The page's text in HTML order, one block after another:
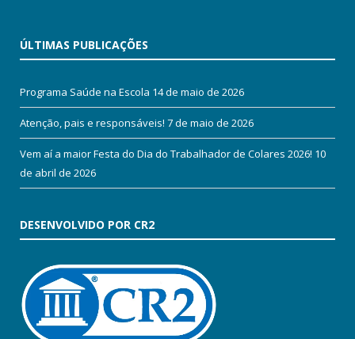
ÚLTIMAS PUBLICAÇÕES
Programa Saúde na Escola 14 de maio de 2026
Atenção, pais e responsáveis! 7 de maio de 2026
Vem aí a maior Festa do Dia do Trabalhador de Colares 2026! 10
de abril de 2026
DESENVOLVIDO POR CR2